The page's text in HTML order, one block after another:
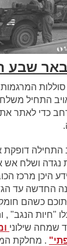
שבע
המרגמות
התחיל משלח
כדי לאתר
דופקת
נגדה ושלח אש
היכן מרכז
החדשה עד
מתוכם כשהם
"חיות הנגב" ,
שמחה שילוני
. מחלקת